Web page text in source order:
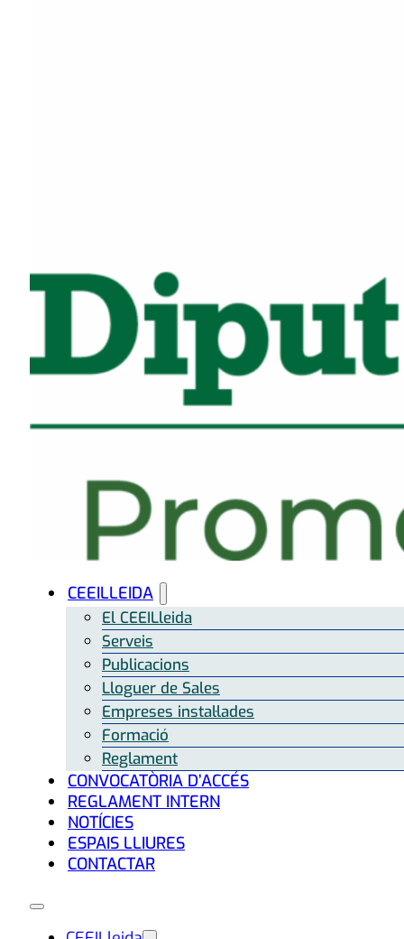
CEEILLEIDA
El CEEILleida
Serveis
Publicacions
Lloguer de Sales
Empreses instal·lades
Formació
Reglament
CONVOCATÒRIA D’ACCÉS
REGLAMENT INTERN
NOTÍCIES
ESPAIS LLIURES
CONTACTAR